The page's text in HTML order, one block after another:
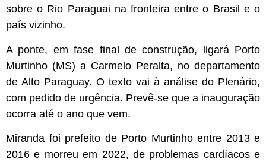
sobre o Rio Paraguai na fronteira entre o Brasil e o
país vizinho.
A ponte, em fase final de construção, ligará Porto
Murtinho (MS) a Carmelo Peralta, no departamento
de Alto Paraguay. O texto vai à análise do Plenário,
com pedido de urgência. Prevê-se que a inauguração
ocorra até o ano que vem.
Miranda foi prefeito de Porto Murtinho entre 2013 e
2016 e morreu em 2022, de problemas cardíacos e